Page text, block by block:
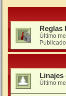
Reglas
Último
Linajes
Último